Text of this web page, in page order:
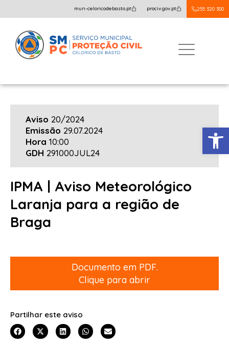
mun-celoricodebasto.pt prociv.gov.pt 255 320 300
Aviso 20/2024
Emissão 29.07.2024
Hora 10:00
GDH 291000JUL24
IPMA | Aviso Meteorológico
Laranja para a região de
Braga
Documento em PDF.
Clique para abrir
Partilhar este aviso